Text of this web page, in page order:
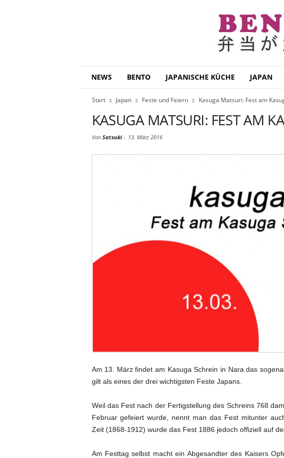
NEWS BENTO JAPANISCHE KÜCHE JAPAN
Start Japan Feste und Feiern Kasuga Matsuri: Fest am
KASUGA MATSURI: FEST AM
Von Satsuki- 13. März 2016
Am 13. März findet am Kasuga Schrein in ‪Nara‬ das
gilt als eines der drei wichtigsten Feste Japans.
Weil das Fest nach der Fertigstellung des Schreins 768
Februar gefeiert wurde, nennt man das Fest mitunter
Zeit (1868-1912) wurde das Fest 1886 jedoch offiziell auf
Am Festtag selbst macht ein Abgesandter des Kaisers